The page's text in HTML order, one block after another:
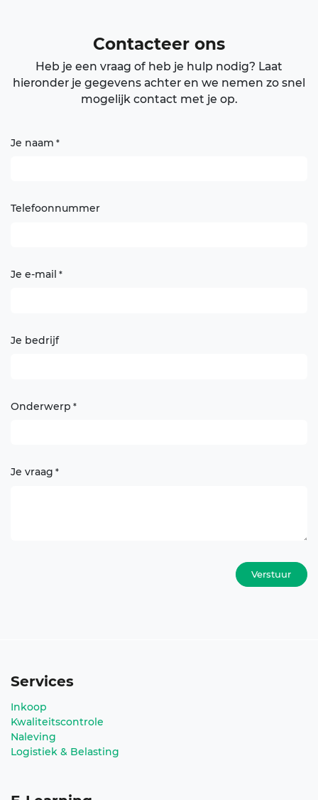
Contacteer ons
Heb je een vraag of heb je hulp nodig? Laat
hieronder je gegevens achter en we nemen zo snel
mogelijk contact met je op.
Je naam *
Telefoonnummer
Je e-mail *
Je bedrijf
Onderwerp *
Je vraag *
Verstuur
Services
Inkoop
Kwaliteitscontrole
Naleving
Logistiek & Belasting